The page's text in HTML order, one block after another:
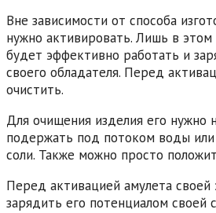
Вне зависимости от способа
нужно активировать. Лишь в этом
будет эффективно работать и
своего обладателя. Перед
очистить.
Для очищения изделия его нужно
подержать под потоком воды или
соли. Также можно просто
Перед активацией амулета своей
зарядить его потенциалом своей